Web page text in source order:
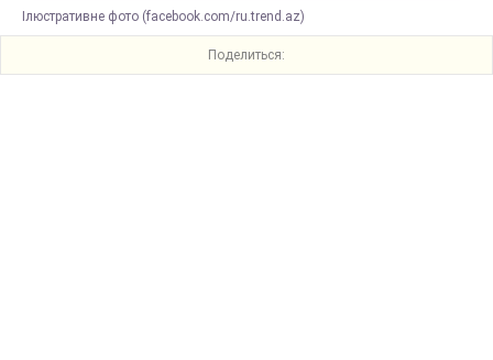
Ілюстративне фото (facebook.com/ru.trend.az)
Поделиться: